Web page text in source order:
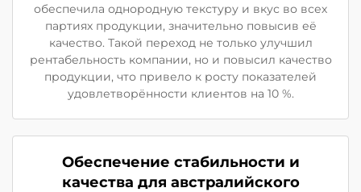
обеспечила однородную текстуру и вкус во всех
партиях продукции, значительно повысив её
качество. Такой переход не только улучшил
рентабельность компании, но и повысил качество
продукции, что привело к росту показателей
удовлетворённости клиентов на 10 %.
Обеспечение стабильности и
качества для австралийского